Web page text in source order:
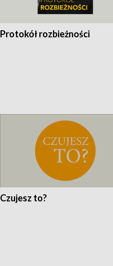
Protokół rozbieżności
Czujesz to?